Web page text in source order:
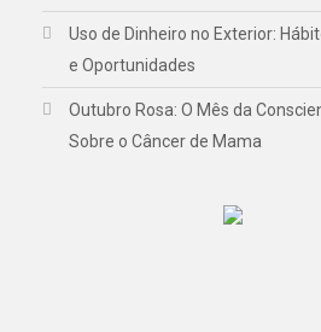
Uso de Dinheiro no Exterior:
e Oportunidades
Outubro Rosa: O Mês da
Sobre o Câncer de Mama